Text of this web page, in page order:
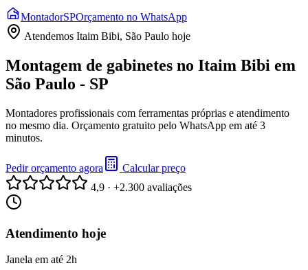
MontadorSPOrçamento no WhatsApp
Atendemos Itaim Bibi, São Paulo hoje
Montagem de gabinetes no Itaim Bibi em
São Paulo - SP
Montadores profissionais com ferramentas próprias e atendimento
no mesmo dia. Orçamento gratuito pelo WhatsApp em até 3
minutos.
Pedir orçamento agora
Calcular preço
4,9 · +2.300 avaliações
Atendimento hoje
Janela em até 2h